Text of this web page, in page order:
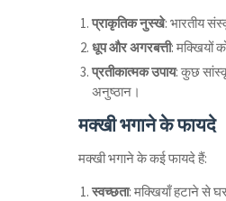
प्राकृतिक नुस्खे: भारतीय
धूप और अगरबत्ती: मक्खियों
प्रतीकात्मक उपाय: कुछ
अनुष्ठान।
मक्खी भगाने के फायदे
मक्खी भगाने के कई फायदे हैं:
स्वच्छता: मक्खियाँ हटाने से